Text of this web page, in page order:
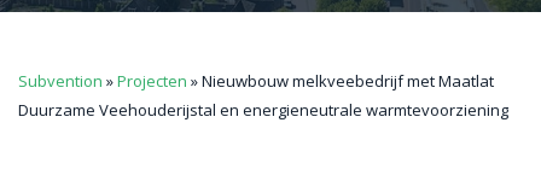
Subvention »Projecten »Nieuwbouw melkveebedrijf met Maatlat
Duurzame Veehouderijstal en energieneutrale warmtevoorziening